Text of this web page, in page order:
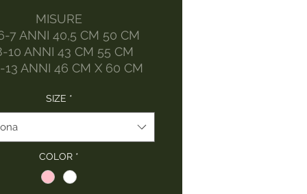
MISURE
7 ANNI 40,5 CM 50 CM
10 ANNI 43 CM 55 CM
13 ANNI 46 CM X 60 CM
SIZE *
COLOR *